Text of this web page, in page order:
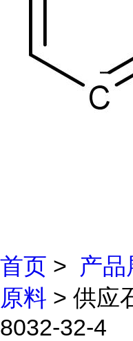
首页 > 产品
原料 > 供应
8032-32-4